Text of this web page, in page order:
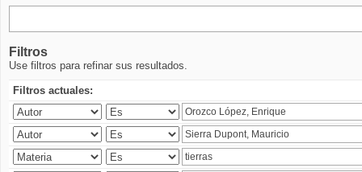
Filtros
Use filtros para refinar sus resultados.
Filtros actuales: